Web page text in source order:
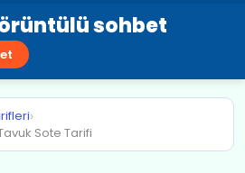
sohbet
›
Sote Tarifi